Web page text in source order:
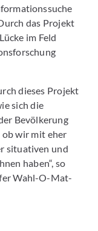
das Projekt
im Feld
dieses Projekt
sich die
Bevölkerung
wir mit eher
situativen und
haben“, so
Wahl-O-Mat-